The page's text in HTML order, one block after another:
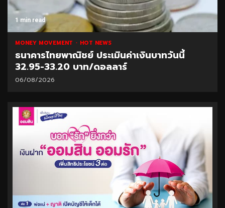
1 min read
MONEY MOVEMENT HOT NEWS
ธนาคารไทยพาณิชย์ ประเมินค่าเงินบาทวันนี้
32.95-33.20 บาท/ดอลลาร์
06/08/2026